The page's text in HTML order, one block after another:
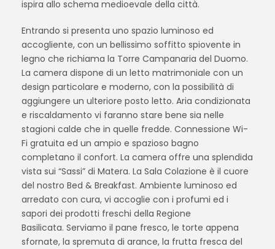
ispira allo schema medioevale della città.
Entrando si presenta uno spazio luminoso ed
accogliente, con un bellissimo soffitto spiovente in
legno che richiama la Torre Campanaria del Duomo.
La camera dispone di un letto matrimoniale con un
design particolare e moderno, con la possibilità di
aggiungere un ulteriore posto letto. Aria condizionata
e riscaldamento vi faranno stare bene sia nelle
stagioni calde che in quelle fredde. Connessione Wi-
Fi gratuita ed un ampio e spazioso bagno
completano il confort. La camera offre una splendida
vista sui “Sassi” di Matera. La Sala Colazione è il cuore
del nostro Bed & Breakfast. Ambiente luminoso ed
arredato con cura, vi accoglie con i profumi ed i
sapori dei prodotti freschi della Regione
Basilicata. Serviamo il pane fresco, le torte appena
sfornate, la spremuta di arance, la frutta fresca del